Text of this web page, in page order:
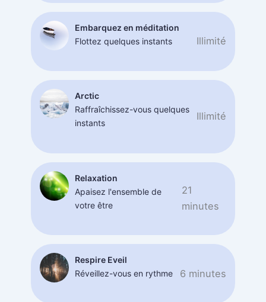
Embarquez en méditation
Flottez quelques instants
Illimité
Arctic
Raffraîchissez-vous quelques
instants
Illimité
Relaxation
Apaisez l'ensemble de
votre être
21
minutes
Respire Eveil
Réveillez-vous en rythme
6 minutes